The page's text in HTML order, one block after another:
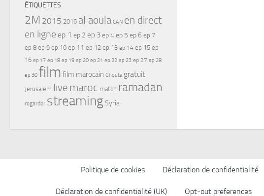
ÉTIQUETTES
2M 2015 2016 al aoula CAN en direct
en ligne ep 1 ep 2 ep 3ep 4ep 5 ep 6 ep 7
ep 8 ep 9 ep 10 ep 11 ep 12 ep 13 ep 14 ep 15 ep
16 ep 17 ep 18 ep 19 ep 20 ep 21 ep 22 ep 23 ep 27 ep 28
ep 30 film film marocain Ghouta gratuit
Jerusalem live maroc match ramadan
regarder streamingSyria
Politique de cookies Déclaration de confidentialité
Déclaration de confidentialité (UK) Opt-out preferences